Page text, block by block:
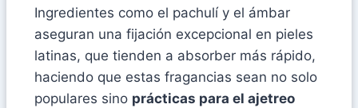
Ingredientes como el pachulí y el ámbar
aseguran una fijación excepcional en pieles
latinas, que tienden a absorber más rápido,
haciendo que estas fragancias sean no solo
populares sino prácticas para el ajetreo